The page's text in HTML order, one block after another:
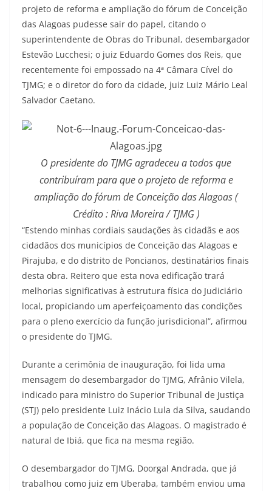
projeto de reforma e ampliação do fórum de Conceição
das Alagoas pudesse sair do papel, citando o
superintendente de Obras do Tribunal, desembargador
Estevão Lucchesi; o juiz Eduardo Gomes dos Reis, que
recentemente foi empossado na 4ª Câmara Cível do
TJMG; e o diretor do foro da cidade, juiz Luiz Mário Leal
Salvador Caetano.
O presidente do TJMG agradeceu a todos que
contribuíram para que o projeto de reforma e
ampliação do fórum de Conceição das Alagoas (
Crédito : Riva Moreira / TJMG )
“Estendo minhas cordiais saudações às cidadãs e aos
cidadãos dos municípios de Conceição das Alagoas e
Pirajuba, e do distrito de Poncianos, destinatários finais
desta obra. Reitero que esta nova edificação trará
melhorias significativas à estrutura física do Judiciário
local, propiciando um aperfeiçoamento das condições
para o pleno exercício da função jurisdicional”, afirmou
o presidente do TJMG.
Durante a cerimônia de inauguração, foi lida uma
mensagem do desembargador do TJMG, Afrânio Vilela,
indicado para ministro do Superior Tribunal de Justiça
(STJ) pelo presidente Luiz Inácio Lula da Silva, saudando
a população de Conceição das Alagoas. O magistrado é
natural de Ibiá, que fica na mesma região.
O desembargador do TJMG, Doorgal Andrada, que já
trabalhou como juiz em Uberaba, também enviou uma